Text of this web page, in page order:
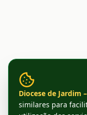
Diocese de Jardim
similares para